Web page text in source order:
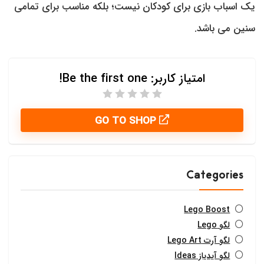
یک اسباب بازی برای کودکان نیست؛ بلکه مناسب برای تمامی
سنین می باشد.
امتیاز کاربر: Be the first one!
Categories
Lego Boost
لگو Lego
لگو آرت Lego Art
لگو آیدیاز Ideas